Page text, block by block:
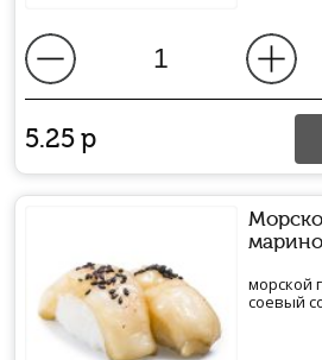
5.25р
морской
соевый